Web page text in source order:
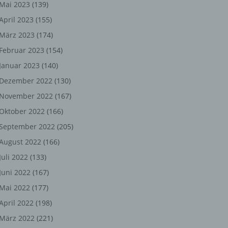
Mai 2023 (139)
2023 (155)
März 2023 (174)
Februar 2023 (154)
Januar 2023 (140)
Dezember 2022 (130)
November 2022 (167)
Oktober 2022 (166)
September 2022 (205)
2022 (166)
Juli 2022 (133)
Juni 2022 (167)
Mai 2022 (177)
2022 (198)
März 2022 (221)
oder